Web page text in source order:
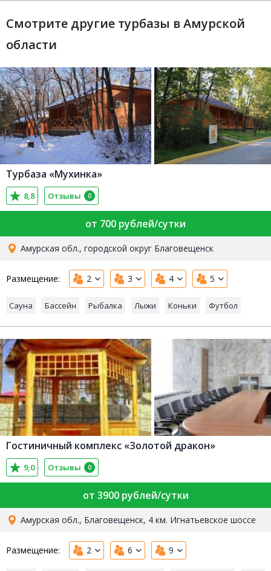
Смотрите другие турбазы в Амурской
области
Турбаза «Мухинка»
8,8 Отзывы 0
от 700 рублей/сутки
Амурская обл., городской округ Благовещенск
Размещение: 2 3 4 5
Сауна Бассейн Рыбалка Лыжи Коньки Футбол
Гостиничный комплекс «Золотой дракон»
9,0 Отзывы 0
от 3900 рублей/сутки
Амурская обл., Благовещенск, 4 км. Игнатьевское шоссе
Размещение: 2 6 9